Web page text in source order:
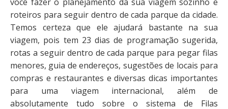
roteiros para seguir dentro de cada parque da cidade.
Temos certeza que ele ajudará bastante na sua
viagem, pois tem 23 dias de programação sugerida,
rotas a seguir dentro de cada parque para pegar filas
menores, guia de endereços, sugestões de locais para
compras e restaurantes e diversas dicas importantes
para uma viagem internacional, além de
absolutamente tudo sobre o sistema de Filas